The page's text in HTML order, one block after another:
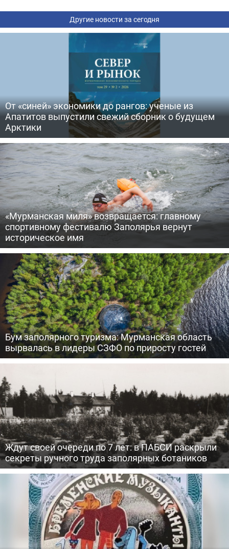
Другие новости за сегодня
От «синей» экономики до рангов: ученые из
Апатитов выпустили свежий сборник о будущем
Арктики
«Мурманская миля» возвращается: главному
спортивному фестивалю Заполярья вернут
историческое имя
Бум заполярного туризма: Мурманская область
вырвалась в лидеры СЗФО по приросту гостей
Ждут своей очереди по 7 лет: в ПАБСИ раскрыли
секреты ручного труда заполярных ботаников